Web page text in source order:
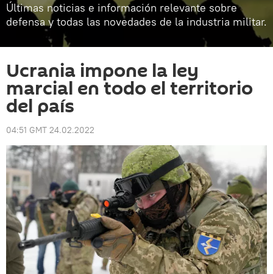
Últimas noticias e información relevante sobre
defensa y todas las novedades de la industria militar.
Ucrania impone la ley
marcial en todo el territorio
del país
04:51 GMT 24.02.2022